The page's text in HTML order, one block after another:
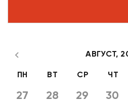
АВГУСТ,
ПН ВТ СР ЧТ
27 28 29 30